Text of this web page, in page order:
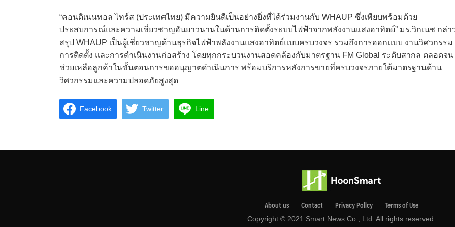
“คอนติเนนทอล ไทร์ส (ประเทศไทย) มีความยินดีเป็นอย่างยิ่งที่ได้ร่วมงานกับ WHAUP ซึ่งเพียบพร้อมด้วย
ประสบการณ์และความเชี่ยวชาญอันยาวนานในด้านการติดตั้งระบบไฟฟ้าจากพลังงานแสงอาทิตย์” มร.วิกเนช กล่า
สรุป WHAUP เป็นผู้เชี่ยวชาญด้านธุรกิจไฟฟ้าพลังงานแสงอาทิตย์แบบครบวงจร รวมถึงการออกแบบ งานวิศวกรรม
การติดตั้ง และการดำเนินงานก่อสร้าง โดยทุกกระบวนงานสอดคล้องกับมาตรฐาน FM Global ระดับสากล ตลอดจน
ช่วยเหลือลูกค้าในขั้นตอนการขออนุญาตดำเนินการ พร้อมบริการหลังการขายที่ครบวงจรภายใต้มาตรฐานด้าน
วิศวกรรมและความปลอดภัยสูงสุด
Facebook Twitter Line
About us Contact Privacy Pollcy Terms of Use
Copyright © 2021 Smart News Co., Ltd. All rights reserved.